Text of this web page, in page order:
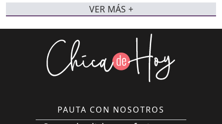
VER MÁS +
PAUTA CON NOSOTROS